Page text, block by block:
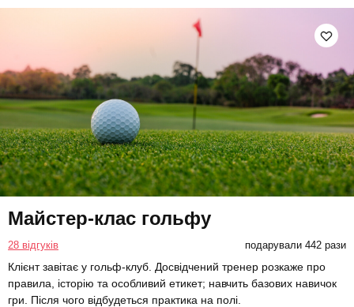
Майстер-клас гольфу
28 відгуків подарували 442 рази
Клієнт завітає у гольф-клуб. Досвідчений тренер розкаже про
правила, історію та особливий етикет; навчить базових навичок
гри. Після чого відбудеться практика на полі.